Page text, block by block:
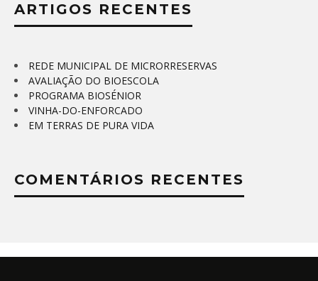
ARTIGOS RECENTES
REDE MUNICIPAL DE MICRORRESERVAS
AVALIAÇÃO DO BIOESCOLA
PROGRAMA BIOSÉNIOR
VINHA-DO-ENFORCADO
EM TERRAS DE PURA VIDA
COMENTÁRIOS RECENTES